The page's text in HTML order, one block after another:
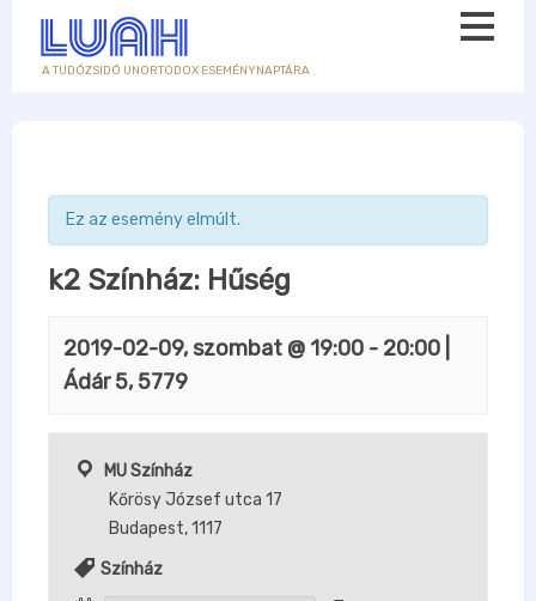
A TUDÓZSIDÓ UNORTODOX ESEMÉNYNAPTÁRA
Ez az esemény elmúlt.
k2 Színház: Hűség
2019-02-09, szombat @ 19:00 - 20:00
Ádár 5, 5779
MU Színház
Kőrösy József utca 17
Budapest,1117
Színház